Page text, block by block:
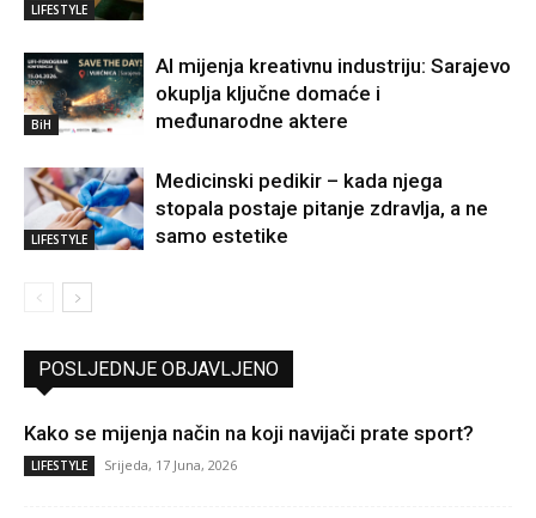
LIFESTYLE
BiH
AI mijenja kreativnu industriju: Sarajevo
okuplja ključne domaće i
međunarodne aktere
LIFESTYLE
Medicinski pedikir – kada njega
stopala postaje pitanje zdravlja, a ne
samo estetike
POSLJEDNJE OBJAVLJENO
Kako se mijenja način na koji navijači prate sport?
LIFESTYLE Srijeda, 17 Juna, 2026